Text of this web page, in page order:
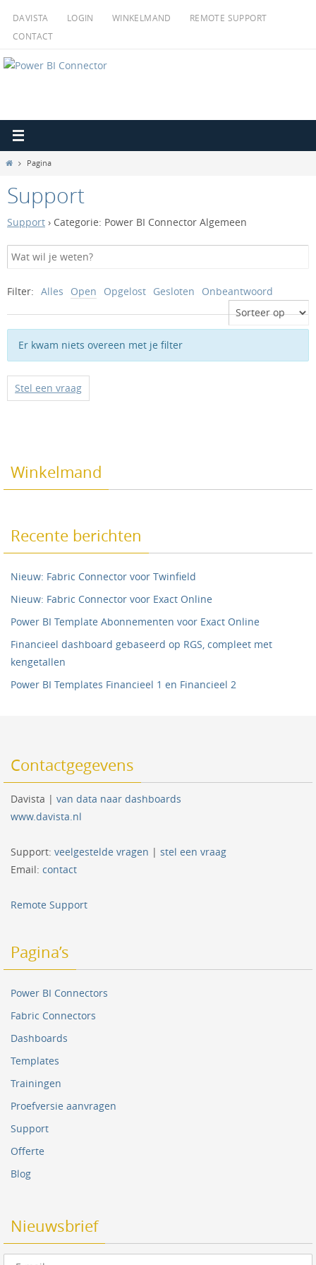
inhoud
DAVISTA LOGIN WINKELMAND
REMOTE SUPPORT
CONTACT
HomePagina
Support
Support › Categorie: Power BI Connector Algemeen
Filter: Alles Open Opgelost Gesloten Onbeantwoord
Er kwam niets overeen met je filter
Stel een vraag
Winkelmand
Recente berichten
Nieuw: Fabric Connector voor Twinfield
Nieuw: Fabric Connector voor Exact Online
Power BI Template Abonnementen voor Exact Online
Financieel dashboard gebaseerd op RGS, compleet met
kengetallen
Power BI Templates Financieel 1 en Financieel 2
Contactgegevens
Davista | van data naar dashboards
www.davista.nl
Support: veelgestelde vragen | stel een vraag
Email: contact
Remote Support
Pagina’s
Power BI Connectors
Fabric Connectors
Dashboards
Templates
Trainingen
Proefversie aanvragen
Support
Offerte
Blog
Nieuwsbrief